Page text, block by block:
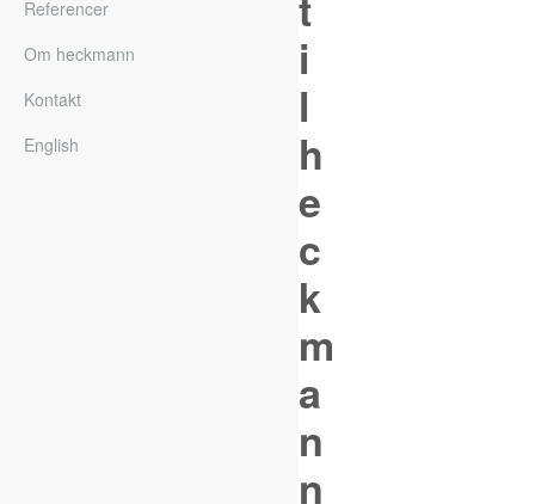
Referencer
Om heckmann
Kontakt
English
i
l
h
e
c
k
m
a
n
n